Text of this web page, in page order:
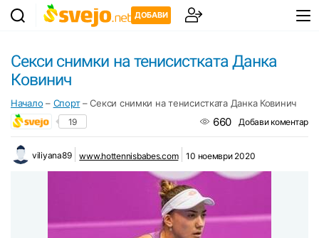
ДОБАВИ
Секси снимки на тенисистката Данка
Ковинич
Начало – Спорт–Секси снимки на тенисистката Данка Ковинич
19 660 Добави коментар
viliyana89 www.hottennisbabes.com 10 ноември 2020